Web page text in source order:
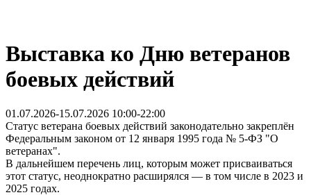
Выставка ко Дню ветеранов
боевых действий
01.07.2026-15.07.2026 10:00-22:00
Статус ветерана боевых действий законодательно закреплён
Федеральным законом от 12 января 1995 года № 5‑ФЗ "О
ветеранах".
В дальнейшем перечень лиц, которым может присваиваться
этот статус, неоднократно расширялся — в том числе в 2023 и
2025 годах.